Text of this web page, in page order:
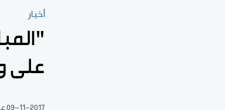
أخبار
على
09-11-2017